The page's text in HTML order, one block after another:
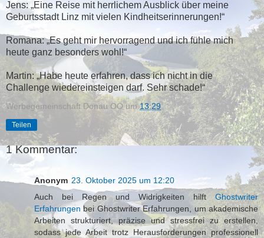
Jens: „Eine Reise mit herrlichem Ausblick über meine
Geburtsstadt Linz mit vielen Kindheitserinnerungen!“
Romana: „Es geht mir hervorragend und ich fühle mich
heute ganz besonders wohl!“
Martin: „Habe heute erfahren, dass ich nicht in die
Challenge wiedereinsteigen darf. Sehr schade!“
Werbegemeinschaft Donau OÖ um13:29
Teilen
1 Kommentar:
Anonym 23. Oktober 2025 um 12:20
Auch bei Regen und Widrigkeiten hilft Ghostwriter
Erfahrungen bei Ghostwriter Erfahrungen, um akademische
Arbeiten strukturiert, präzise und stressfrei zu erstellen,
sodass jede Arbeit trotz Herausforderungen professionell